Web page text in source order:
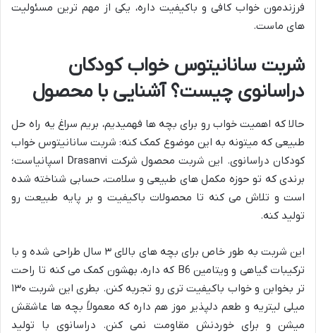
فرزندمون خواب کافی و باکیفیت داره، یکی از مهم ترین مسئولیت
های ماست.
شربت سانانیتوس خواب کودکان
دراسانوی چیست؟ آشنایی با محصول
حالا که اهمیت خواب رو برای بچه ها فهمیدیم، بریم سراغ یه راه حل
طبیعی که میتونه به این موضوع کمک کنه: شربت سانانیتوس خواب
کودکان دراسانوی. این شربت محصول شرکت Drasanvi اسپانیاست؛
برندی که تو حوزه مکمل های طبیعی و سلامت، حسابی شناخته شده
است و تلاش می کنه تا محصولات باکیفیت و بر پایه طبیعت رو
تولید کنه.
این شربت به طور خاص برای بچه های بالای ۳ سال طراحی شده و با
ترکیبات گیاهی و ویتامین B6 که داره، بهشون کمک می کنه تا راحت
تر بخوابن و خواب باکیفیت تری رو تجربه کنن. بطری این شربت ۱۳۰
میلی لیتریه و طعم دلپذیر موز هم داره که معمولاً بچه ها عاشقش
میشن و برای خوردنش مقاومت نمی کنن. دراسانوی با تولید